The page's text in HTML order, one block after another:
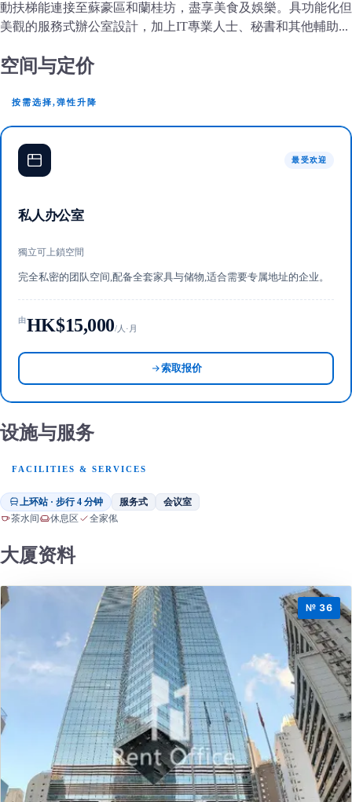
動扶梯能連接至蘇豪區和蘭桂坊，盡享美食及娛樂。具功能化但
美觀的服務式辦公室設計，加上IT專業人士、秘書和其他輔助...
空间与定价
按需选择,弹性升降
最受欢迎
私人办公室
獨立可上鎖空間
完全私密的团队空间,配备全套家具与储物,适合需要专属地址的企业。
由HK$15,000/人·月
索取报价
设施与服务
FACILITIES & SERVICES
上环站 · 步行 4 分钟 服务式 会议室
茶水间 休息区 全家俬
大厦资料
№ 36